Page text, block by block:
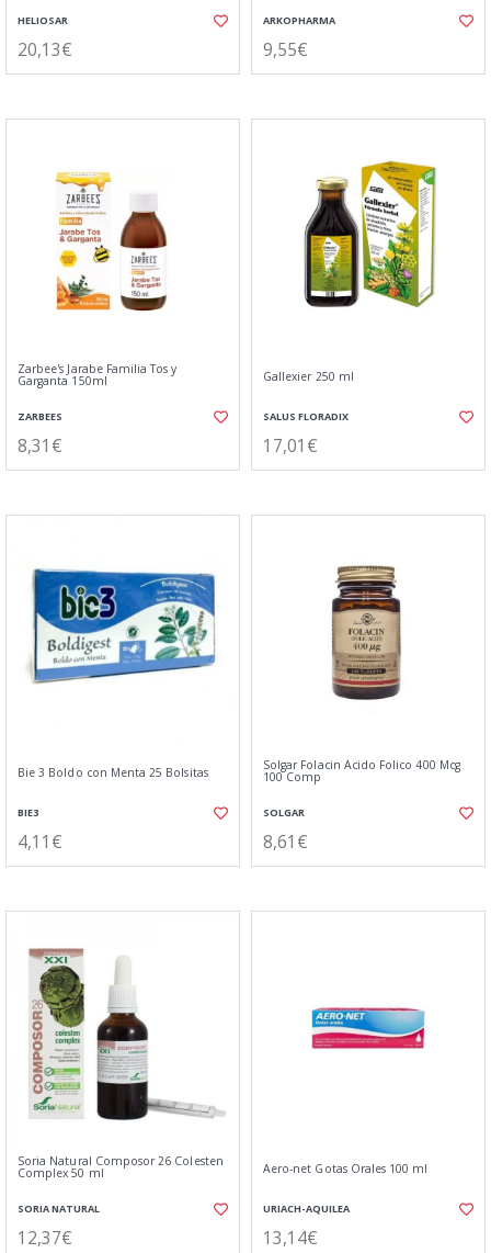
HELIOSAR
20,13€
ARKOPHARMA
9,55€
Zarbee's Jarabe Familia Tos y
Garganta 150ml
ZARBEES
8,31€
Gallexier 250 ml
SALUS FLORADIX
17,01€
Bie 3 Boldo con Menta 25 Bolsitas
BIE3
4,11€
Solgar Folacin Ácido Folico 400 Mcg
100 Comp
SOLGAR
8,61€
Soria Natural Composor 26 Colesten
Complex 50 ml
SORIA NATURAL
12,37€
Aero-net Gotas Orales 100 ml
URIACH-AQUILEA
13,14€